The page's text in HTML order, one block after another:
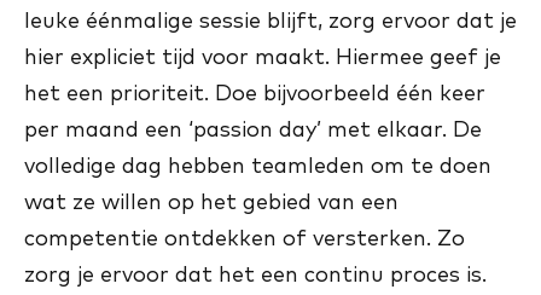
leuke éénmalige sessie blijft, zorg ervoor dat je
hier expliciet tijd voor maakt. Hiermee geef je
het een prioriteit. Doe bijvoorbeeld één keer
per maand een ‘passion day’ met elkaar. De
volledige dag hebben teamleden om te doen
wat ze willen op het gebied van een
competentie ontdekken of versterken. Zo
zorg je ervoor dat het een continu proces is.